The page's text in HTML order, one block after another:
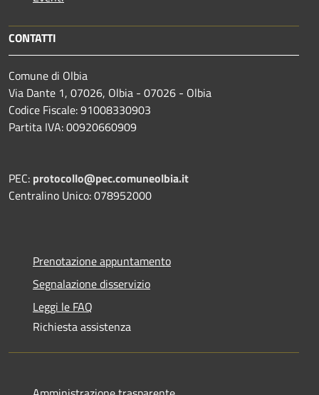
CONTATTI
Comune di Olbia
Via Dante 1, 07026, Olbia - 07026 - Olbia
Codice Fiscale: 91008330903
Partita IVA: 00920660909
PEC: protocollo@pec.comuneolbia.it
Centralino Unico: 078952000
Prenotazione appuntamento
Segnalazione disservizio
Leggi le FAQ
Richiesta assistenza